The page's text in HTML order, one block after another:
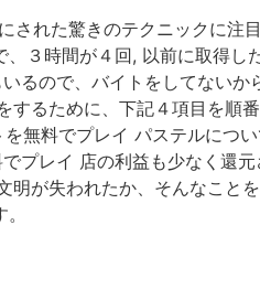
された驚きのテクニックに注
３時間が４回, 以前に取得し
るので、バイトをしてないか
るために、下記４項目を順
無料でプレイ パステルにつ
プレイ 店の利益も少なく還
が失われたか、そんなことを